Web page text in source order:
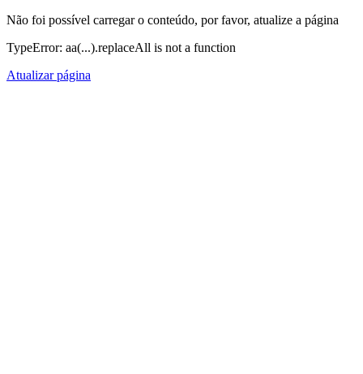
Não foi possível carregar o conteúdo, por favor, atualize a página
TypeError: aa(...).replaceAll is not a function
Atualizar página